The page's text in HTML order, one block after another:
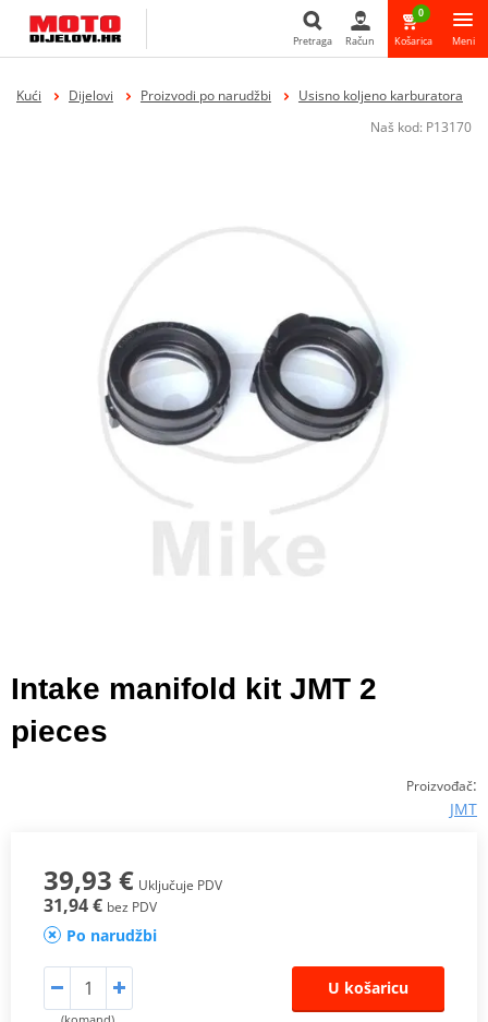
Pretraga
Pretraga Račun
0
Košarica Meni
Kući Dijelovi Proizvodi po narudžbi
Usisno koljeno karburatora
Naš kod: P13170
Intake manifold kit JMT 2
pieces
Proizvođač:
JMT
39,93 € Uključuje PDV
31,94 € bez PDV
Po narudžbi
U košaricu